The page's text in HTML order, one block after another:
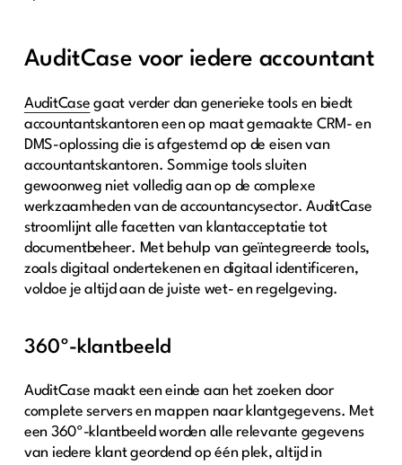
AuditCase voor iedere accountant
AuditCase gaat verder dan generieke tools en biedt
accountantskantoren een op maat gemaakte CRM- en
DMS-oplossing die is afgestemd op de eisen van
accountantskantoren. Sommige tools sluiten
gewoonweg niet volledig aan op de complexe
werkzaamheden van de accountancysector. AuditCase
stroomlijnt alle facetten van klantacceptatie tot
documentbeheer. Met behulp van geïntegreerde tools,
zoals digitaal ondertekenen en digitaal identificeren,
voldoe je altijd aan de juiste wet- en regelgeving.
360º-klantbeeld
AuditCase maakt een einde aan het zoeken door
complete servers en mappen naar klantgegevens. Met
een 360º-klantbeeld worden alle relevante gegevens
van iedere klant geordend op één plek, altijd in